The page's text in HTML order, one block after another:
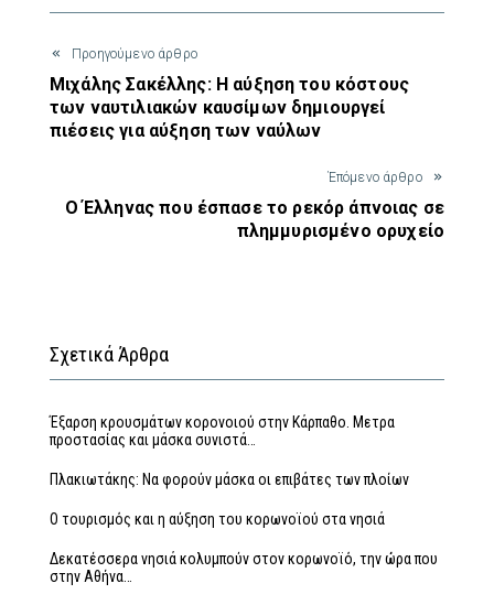
Προηγούμενο άρθρο
Μιχάλης Σακέλλης: Η αύξηση του κόστους
των ναυτιλιακών καυσίμων δημιουργεί
πιέσεις για αύξηση των ναύλων
Έπόμενο άρθρο
O Έλληνας που έσπασε το ρεκόρ άπνοιας σε
πλημμυρισμένο ορυχείο
Σχετικά Άρθρα
Έξαρση κρουσμάτων κορονοιού στην Κάρπαθο. Μετρα
προστασίας και μάσκα συνιστά…
Πλακιωτάκης: Να φορούν μάσκα οι επιβάτες των πλοίων
Ο τουρισμός και η αύξηση του κορωνοϊού στα νησιά
Δεκατέσσερα νησιά κολυμπούν στον κορωνοϊό, την ώρα που
στην Αθήνα…